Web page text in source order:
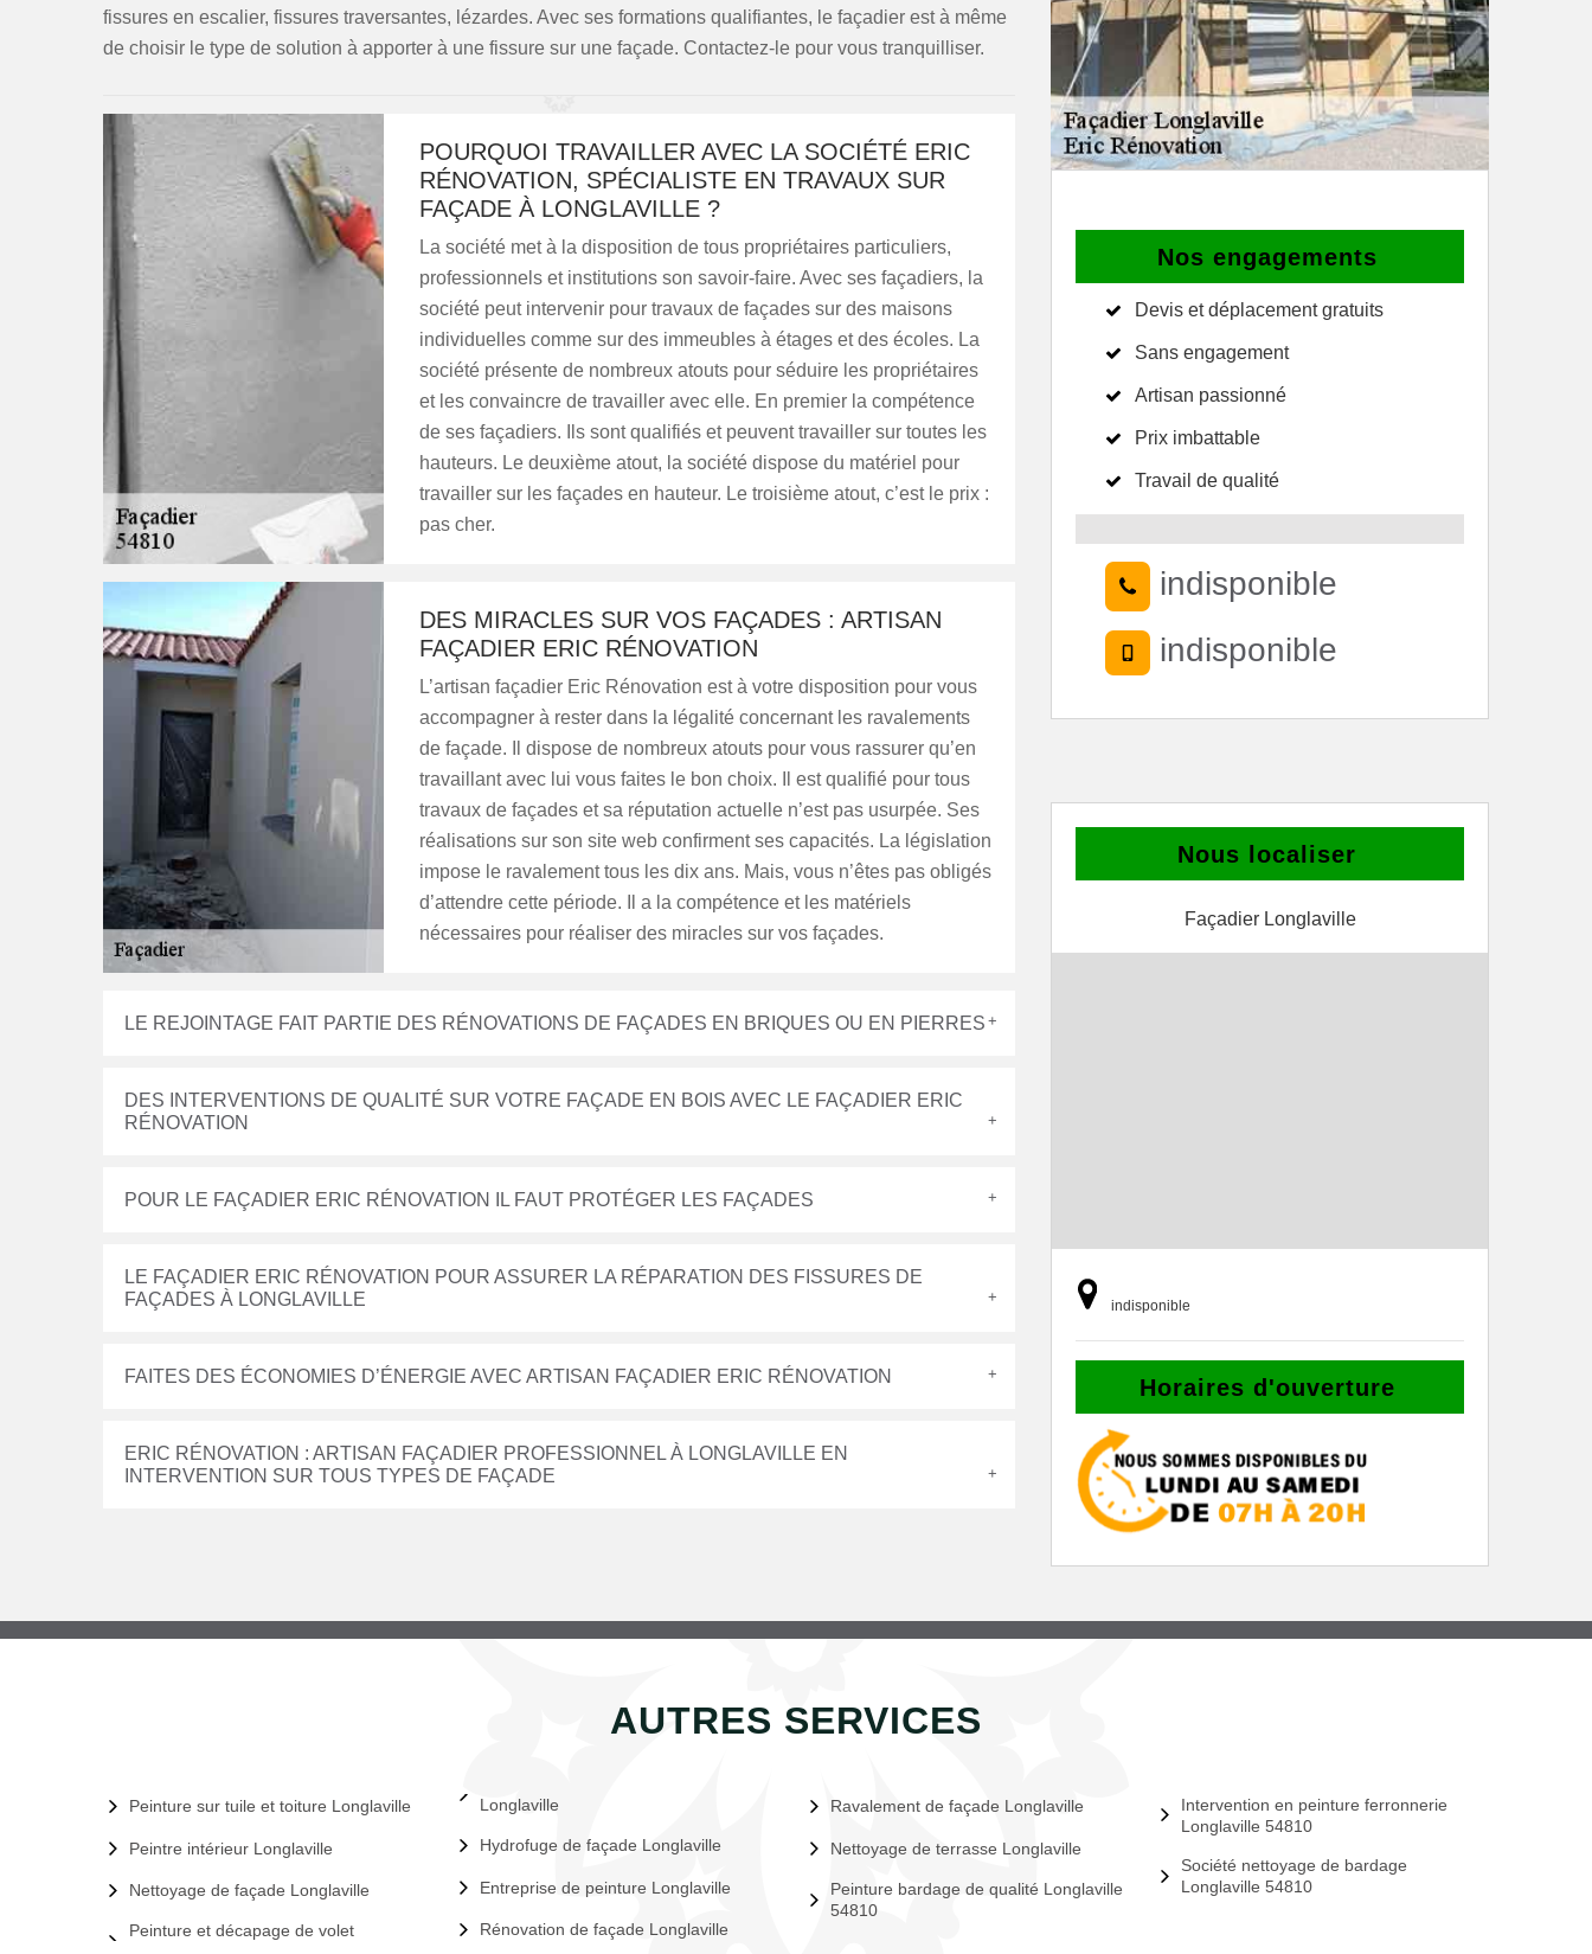
fissures en escalier, fissures traversantes, lézardes. Avec ses formations qualifiantes, le façadier est à même
de choisir le type de solution à apporter à une fissure sur une façade. Contactez-le pour vous tranquilliser.
POURQUOI TRAVAILLER AVEC LA SOCIÉTÉ ERIC
RÉNOVATION, SPÉCIALISTE EN TRAVAUX SUR
FAÇADE À LONGLAVILLE ?
La société met à la disposition de tous propriétaires particuliers,
professionnels et institutions son savoir-faire. Avec ses façadiers, la
société peut intervenir pour travaux de façades sur des maisons
individuelles comme sur des immeubles à étages et des écoles. La
société présente de nombreux atouts pour séduire les propriétaires
et les convaincre de travailler avec elle. En premier la compétence
de ses façadiers. Ils sont qualifiés et peuvent travailler sur toutes les
hauteurs. Le deuxième atout, la société dispose du matériel pour
travailler sur les façades en hauteur. Le troisième atout, c’est le prix :
pas cher.
DES MIRACLES SUR VOS FAÇADES : ARTISAN
FAÇADIER ERIC RÉNOVATION
L’artisan façadier Eric Rénovation est à votre disposition pour vous
accompagner à rester dans la légalité concernant les ravalements
de façade. Il dispose de nombreux atouts pour vous rassurer qu’en
travaillant avec lui vous faites le bon choix. Il est qualifié pour tous
travaux de façades et sa réputation actuelle n’est pas usurpée. Ses
réalisations sur son site web confirment ses capacités. La législation
impose le ravalement tous les dix ans. Mais, vous n’êtes pas obligés
d’attendre cette période. Il a la compétence et les matériels
nécessaires pour réaliser des miracles sur vos façades.
LE REJOINTAGE FAIT PARTIE DES RÉNOVATIONS DE FAÇADES EN BRIQUES OU EN PIERRES
DES INTERVENTIONS DE QUALITÉ SUR VOTRE FAÇADE EN BOIS AVEC LE FAÇADIER ERIC
RÉNOVATION
POUR LE FAÇADIER ERIC RÉNOVATION IL FAUT PROTÉGER LES FAÇADES
LE FAÇADIER ERIC RÉNOVATION POUR ASSURER LA RÉPARATION DES FISSURES DE
FAÇADES À LONGLAVILLE
FAITES DES ÉCONOMIES D’ÉNERGIE AVEC ARTISAN FAÇADIER ERIC RÉNOVATION
ERIC RÉNOVATION : ARTISAN FAÇADIER PROFESSIONNEL À LONGLAVILLE EN
INTERVENTION SUR TOUS TYPES DE FAÇADE
Nos engagements
Devis et déplacement gratuits
Sans engagement
Artisan passionné
Prix imbattable
Travail de qualité
indisponible
indisponible
Nous localiser
Façadier Longlaville
indisponible
Horaires d'ouverture
AUTRES SERVICES
Peinture sur tuile et toiture Longlaville
Peintre intérieur Longlaville
Nettoyage de façade Longlaville
Peinture et décapage de volet
Longlaville
Hydrofuge de façade Longlaville
Entreprise de peinture Longlaville
Rénovation de façade Longlaville
Ravalement de façade Longlaville
Nettoyage de terrasse Longlaville
Peinture bardage de qualité Longlaville
54810
Intervention en peinture ferronnerie
Longlaville 54810
Société nettoyage de bardage
Longlaville 54810